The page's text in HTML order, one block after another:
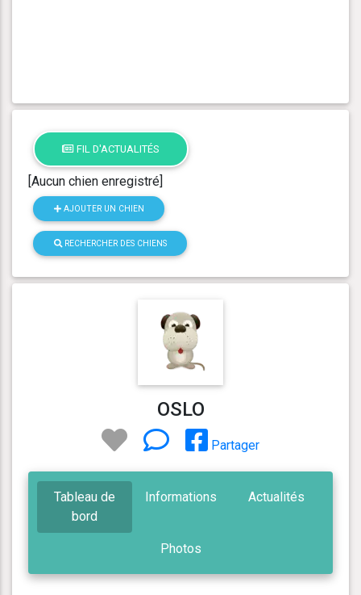
FIL D'ACTUALITÉS
[Aucun chien enregistré]
AJOUTER UN CHIEN
RECHERCHER DES CHIENS
OSLO
Partager
Tableau de
bord
Informations Actualités
Photos